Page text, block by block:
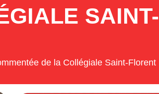
SAINT-
de la Collégiale Saint-Florent